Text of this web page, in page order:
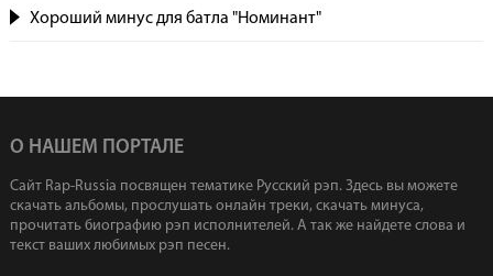
Хороший минус для батла "Номинант"
О НАШЕМ ПОРТАЛЕ
Сайт Rap-Russia посвящен тематике Русский рэп. Здесь вы можете
скачать альбомы, прослушать онлайн треки, скачать минуса,
прочитать биографию рэп исполнителей. А так же найдете слова и
текст ваших любимых рэп песен.